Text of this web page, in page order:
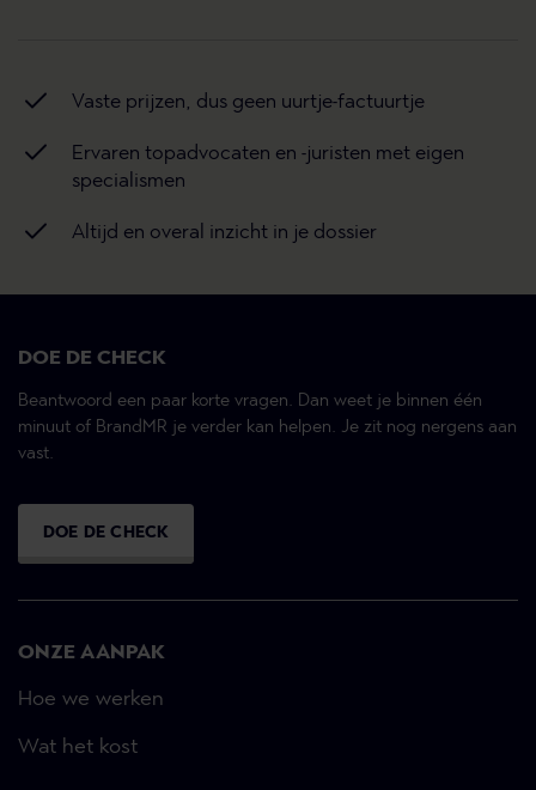
Vaste prijzen, dus geen uurtje-factuurtje
Ervaren topadvocaten en -juristen met eigen
specialismen
Altijd en overal inzicht in je dossier
ONZE AANPAK
Hoe we werken
Wat het kost
DOE DE CHECK
Beantwoord een paar korte vragen. Dan weet je binnen één
minuut of BrandMR je verder kan helpen. Je zit nog nergens aan
vast.
DOE DE CHECK